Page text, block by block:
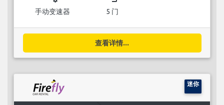
手动变速器 5 门
查看详情...
迷你